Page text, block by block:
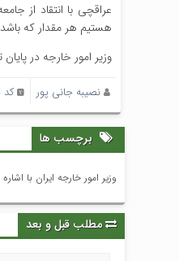
عراقچی با انتقاد از
هستیم هر مقدار که
وزیر امور خارجه در
نصیبه جانی پور کد
برچسب ها
وزیر امور خارجه ایران با اشاره به حمله
مطلب قبل و بعد